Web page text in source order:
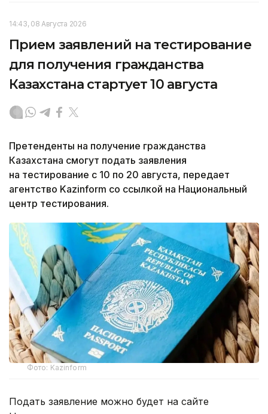
14:43, 08 Августа 2026
Прием заявлений на тестирование
для получения гражданства
Казахстана стартует 10 августа
Претенденты на получение гражданства
Казахстана смогут подать заявления
на тестирование с 10 по 20 августа, передает
агентство Kazinform со ссылкой на Национальный
центр тестирования.
Фото: Kazinform
Подать заявление можно будет на сайте